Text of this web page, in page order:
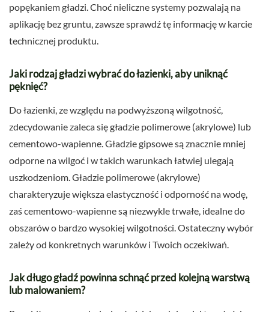
popękaniem gładzi. Choć nieliczne systemy pozwalają na
aplikację bez gruntu, zawsze sprawdź tę informację w karcie
technicznej produktu.
Jaki rodzaj gładzi wybrać do łazienki, aby uniknąć
pęknięć?
Do łazienki, ze względu na podwyższoną wilgotność,
zdecydowanie zaleca się gładzie polimerowe (akrylowe) lub
cementowo-wapienne. Gładzie gipsowe są znacznie mniej
odporne na wilgoć i w takich warunkach łatwiej ulegają
uszkodzeniom. Gładzie polimerowe (akrylowe)
charakteryzuje większa elastyczność i odporność na wodę,
zaś cementowo-wapienne są niezwykle trwałe, idealne do
obszarów o bardzo wysokiej wilgotności. Ostateczny wybór
zależy od konkretnych warunków i Twoich oczekiwań.
Jak długo gładź powinna schnąć przed kolejną warstwą
lub malowaniem?